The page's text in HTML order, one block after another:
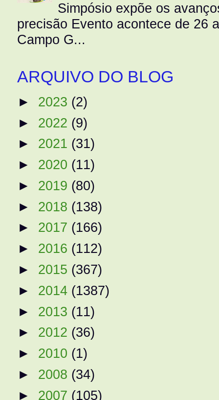
Simpósio expõe os
precisão Evento acontece de 26
Campo G...
ARQUIVO DO BLOG
► 2023 (2)
► 2022 (9)
► 2021 (31)
► 2020 (11)
► 2019 (80)
► 2018 (138)
► 2017 (166)
► 2016 (112)
► 2015 (367)
► 2014 (1387)
► 2013 (11)
► 2012 (36)
► 2010 (1)
► 2008 (34)
► 2007 (105)